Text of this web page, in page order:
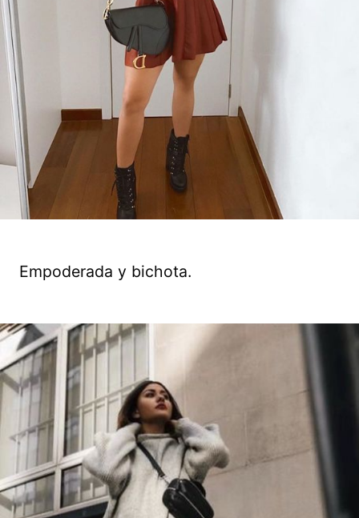
Empoderada y bichota.